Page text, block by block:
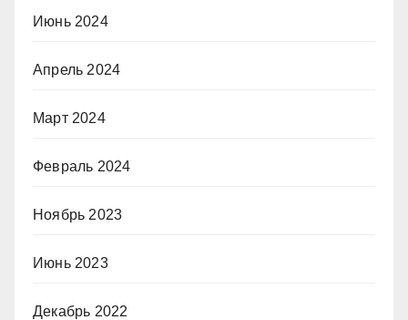
Июнь 2024
Апрель 2024
Март 2024
Февраль 2024
Ноябрь 2023
Июнь 2023
Декабрь 2022